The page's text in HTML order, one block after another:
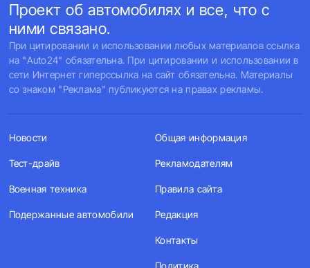
Проект об автомобилях и все, что с
ними связано.
При цитировании и использовании любых материалов ссылка
на "Auto24" обязательна. При цитировании и использовании в
сети Интернет гиперссылка на сайт обязательна. Материалы
со знаком "Реклама" публикуются на правах рекламы.
Новости
Тест-драйв
Военная техника
Подержанные автомобили
Общая информация
Рекламодателям
Правила сайта
Редакция
Контакты
Политика